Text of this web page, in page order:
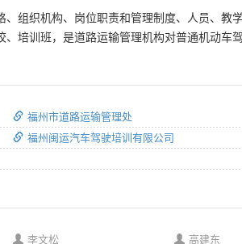
组织机构、岗位职责和管理制度、人员、
培训班，是道路运输管理机构对普通机动车
福州市道路运输管理处
福州闽运汽车驾驶培训有限公司
李文松
高建东